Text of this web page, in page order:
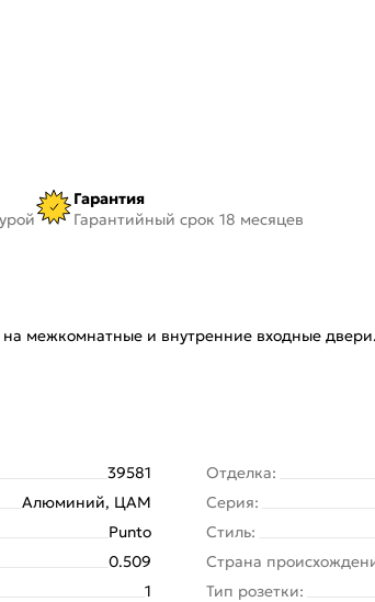
Гарантия
Гарантийный срок 18 месяцев
на межкомнатные и внутренние входные двери.
39581
Алюминий, ЦАМ
Punto
0.509
1
Отделка:
Серия:
Стиль:
Страна
Тип розетки: